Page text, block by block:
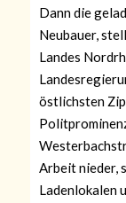
Dann die
Neubauer,
Landes
östlichsten
Arbeit nieder,
Ladenlokalen